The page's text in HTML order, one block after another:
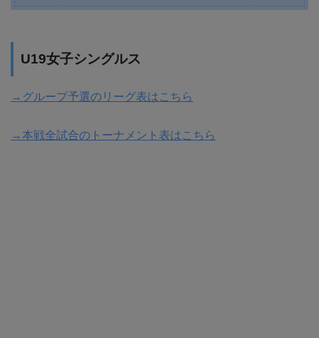
U19女子シングルス
→グループ予選のリーグ表はこちら
→本戦全試合のトーナメント表はこちら